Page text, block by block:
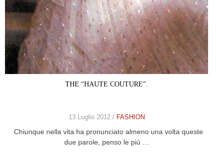
THE “HAUTE COUTURE”.
13 Luglio 2012 / FASHION
Chiunque nella vita ha pronunciato almeno una volta queste
due parole, penso le più …